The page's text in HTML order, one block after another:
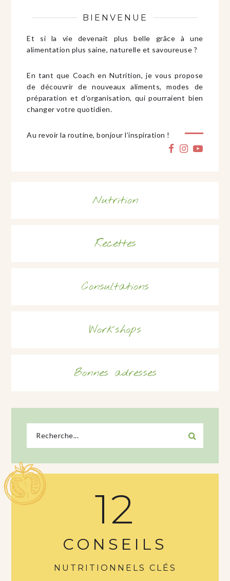
BIENVENUE
Et si la vie devenait plus belle grâce à une
alimentation plus saine, naturelle et savoureuse ?
En tant que Coach en Nutrition, je vous propose
de découvrir de nouveaux aliments, modes de
préparation et d’organisation, qui pourraient bien
changer votre quotidien.
Au revoir la routine, bonjour l’inspiration !
Nutrition
Recettes
Consultations
Workshops
Bonnes adresses
12
CONSEILS
NUTRITIONNELS CLÉS